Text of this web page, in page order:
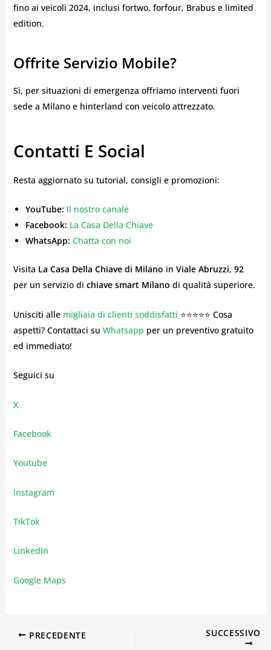
fino ai veicoli 2024, inclusi fortwo, forfour, Brabus e limited
edition.
Offrite Servizio Mobile?
Sì, per situazioni di emergenza offriamo interventi fuori
sede a Milano e hinterland con veicolo attrezzato.
Contatti E Social
Resta aggiornato su tutorial, consigli e promozioni:
YouTube: Il nostro canale
Facebook: La Casa Della Chiave
WhatsApp: Chatta con noi
Visita La Casa Della Chiave di Milano in Viale Abruzzi, 92
per un servizio di chiave smart Milano di qualità superiore.
Unisciti alle migliaia di clienti soddisfatti ⭐⭐⭐⭐⭐ Cosa
aspetti? Contattaci su Whatsapp per un preventivo gratuito
ed immediato!
Seguici su
X
Facebook
Youtube
Instagram
TikTok
LinkedIn
Google Maps
PRECEDENTE SUCCESSIVO